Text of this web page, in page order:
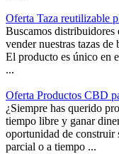
Oferta Taza reutilizable
Buscamos
vender nuestras tazas
El producto es único en
...
Oferta Productos CBD
¿Siempre has querido
tiempo libre y ganar
oportunidad de construir
parcial o a tiempo ...